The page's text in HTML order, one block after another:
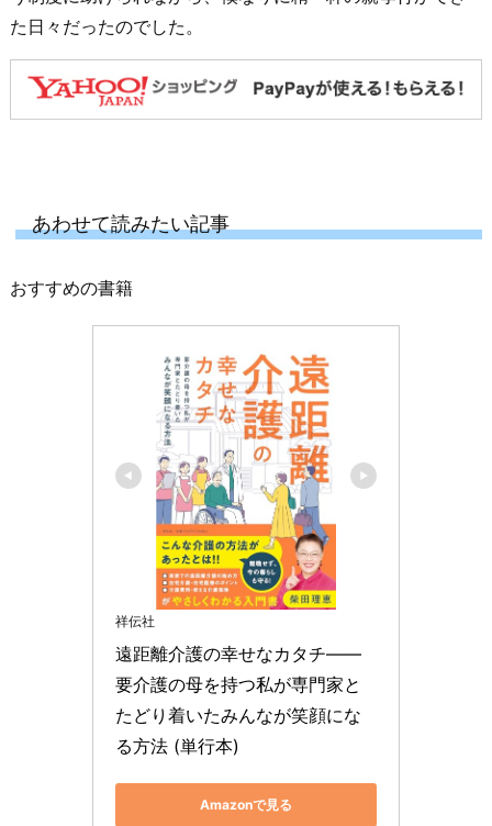
た日々だったのでした。
あわせて読みたい記事
おすすめの書籍
祥伝社
遠距離介護の幸せなカタチ――
要介護の母を持つ私が専門家と
たどり着いたみんなが笑顔にな
る方法 (単行本)
Amazonで見る